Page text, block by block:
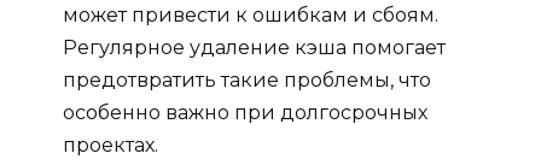
может привести к ошибкам и сбоям.
Регулярное удаление кэша помогает
предотвратить такие проблемы, что
особенно важно при долгосрочных
проектах.